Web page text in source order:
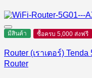
มีสินค้า ซื้อครบ 5,000 ส่งฟรี
Router (เราเตอร์)
Router